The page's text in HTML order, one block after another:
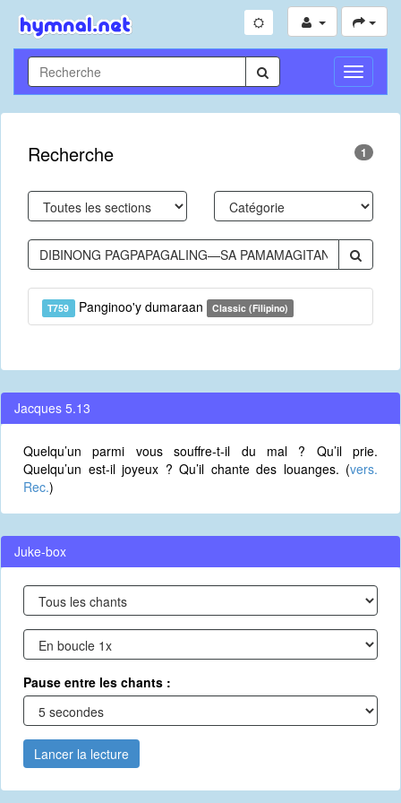
Toggle
Recherche 1
T759 Panginoo'y dumaraan Classic (Filipino)
Jacques 5.13
Quelqu’un parmi vous souffre-t-il du mal ? Qu’il prie.
Quelqu’un est-il joyeux ? Qu’il chante des louanges. (vers.
Rec.)
Juke-box
Pause entre les chants :
Lancer la lecture